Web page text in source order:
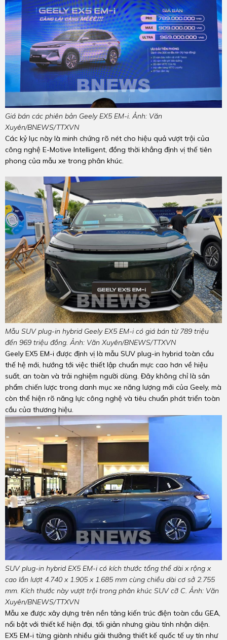
Giá bán các phiên bản Geely EX5 EM-i. Ảnh: Văn
Xuyên/BNEWS/TTXVN
Các kỷ lục này là minh chứng rõ nét cho hiệu quả vượt trội của
công nghệ E-Motive Intelligent, đồng thời khẳng định vị thế tiên
phong của mẫu xe trong phân khúc.
Mẫu SUV plug-in hybrid Geely EX5 EM-i có giá bán từ 789 triệu
đến 969 triệu đồng. Ảnh: Văn Xuyên/BNEWS/TTXVN
Geely EX5 EM-i được định vị là mẫu SUV plug-in hybrid toàn cầu
thế hệ mới, hướng tới việc thiết lập chuẩn mực cao hơn về hiệu
suất, an toàn và trải nghiệm người dùng. Đây không chỉ là sản
phẩm chiến lược trong danh mục xe năng lượng mới của Geely, mà
còn thể hiện rõ năng lực công nghệ và tiêu chuẩn phát triển toàn
cầu của thương hiệu.
SUV plug-in hybrid EX5 EM-i có kích thước tổng thể dài x rộng x
cao lần lượt 4.740 x 1.905 x 1.685 mm cùng chiều dài cơ sở 2.755
mm. Kích thước này vượt trội trong phân khúc SUV cỡ C. Ảnh: Văn
Xuyên/BNEWS/TTXVN
Mẫu xe được xây dựng trên nền tảng kiến trúc điện toàn cầu GEA,
nổi bật với thiết kế hiện đại, tối giản nhưng giàu tính nhận diện.
EX5 EM-i từng giành nhiều giải thưởng thiết kế quốc tế uy tín như